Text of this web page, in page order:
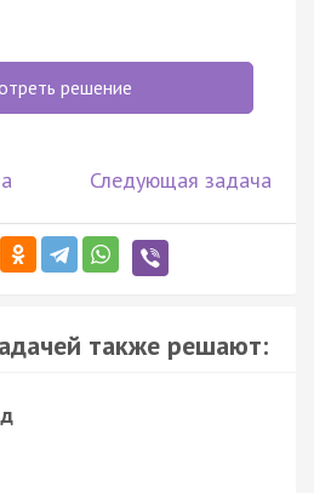
решение
Следующая задача
также решают: